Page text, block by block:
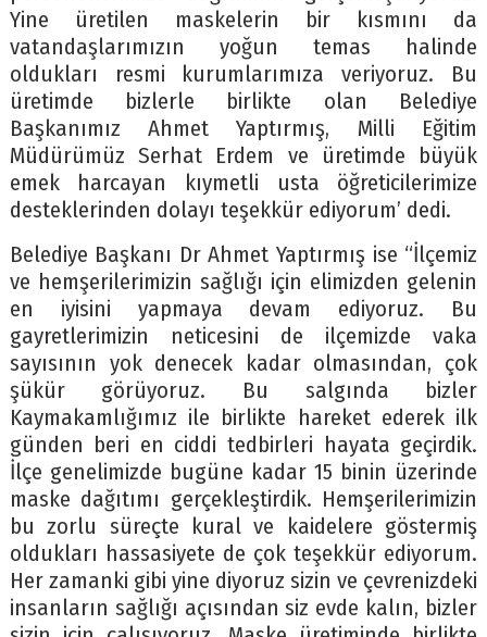
Yine üretilen maskelerin bir kısmını da
vatandaşlarımızın yoğun temas halinde
oldukları resmi kurumlarımıza veriyoruz. Bu
üretimde bizlerle birlikte olan Belediye
Başkanımız Ahmet Yaptırmış, Milli Eğitim
Müdürümüz Serhat Erdem ve üretimde büyük
emek harcayan kıymetli usta öğreticilerimize
desteklerinden dolayı teşekkür ediyorum’ dedi.
Belediye Başkanı Dr Ahmet Yaptırmış ise “İlçemiz
ve hemşerilerimizin sağlığı için elimizden gelenin
en iyisini yapmaya devam ediyoruz. Bu
gayretlerimizin neticesini de ilçemizde vaka
sayısının yok denecek kadar olmasından, çok
şükür görüyoruz. Bu salgında bizler
Kaymakamlığımız ile birlikte hareket ederek ilk
günden beri en ciddi tedbirleri hayata geçirdik.
İlçe genelimizde bugüne kadar 15 binin üzerinde
maske dağıtımı gerçekleştirdik. Hemşerilerimizin
bu zorlu süreçte kural ve kaidelere göstermiş
oldukları hassasiyete de çok teşekkür ediyorum.
Her zamanki gibi yine diyoruz sizin ve çevrenizdeki
insanların sağlığı açısından siz evde kalın, bizler